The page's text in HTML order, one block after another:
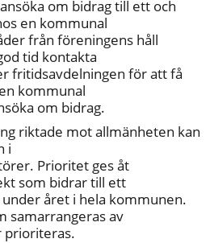
om bidrag till ett och
en kommunal
från föreningens håll
tid kontakta
fritidsavdelningen för att få
kommunal
om bidrag.
riktade mot allmänheten kan
i
Prioritet ges åt
som bidrar till ett
året i hela kommunen.
samarrangeras av
prioriteras.